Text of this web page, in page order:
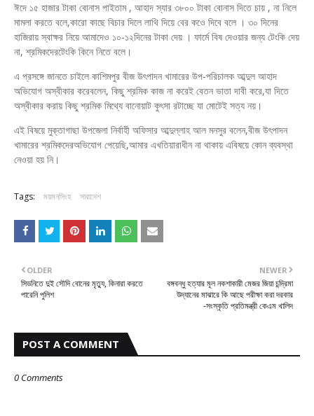
ঈদে ১৫ হাজার টাকা বোনাস পাইতাম , আহাদ স্যার ৩৮০০ টাকা বোনাস দিতে চায় , না নিলে
মামলা করতে বলে,কারো কাছে বিচার দিলে লাথি দিয়ে বের কওে দিবে বলে । ৩০ দিনের
হাজিরায় স্বাক্ষর নিয়ে আমাদেও ১০-১২দিনের টাকা দেয় । ফার্মে বিষ দেওয়ার জন্য টেংকি দেয়
না, শ্রমিকদেরটেংকি কিনে নিতে বলে।
এ প্রসঙ্গে জানতে চাইলে কাশিমপুর বীজ উৎপাদন খামারের উপ-পরিচালক আব্দুল আহাদ
অভিযোগ অস্বীকার করেবলেন, কিছু শ্রমিক কাজ না করেই বেতন ভাতা দাবী করে,যা দিতে
অস্বীকার করায় কিছু শ্রমিক মিথ্যে বানোয়াট কুৎসা রটাচ্ছে যা মোটেই সত্য নয়।
এই বিষয়ে মুক্তাগাছা উপজেলা নির্বাহী অফিসার আব্দুল্লাহ আল মনসুর বলেন,বীজ উৎপাদন
খামারের শ্রমিকদেরঅভিযোগ পেয়েছি,আমার এখতিয়ারাধীন না থাকায় এবিষয়ে কোন ব্যবস্থা
নেওয়া হয় নি।
Tags: ময়মনসিংহ সারাদেশ
NEWER
বঙ্গবন্ধু হত্যার মূল নকশাকারী মেজর জিয়া চন্দ্রিমা
উদ্যানের মাঝারে কি আছে পরীক্ষা করা দরকার
-সংস্কৃতি প্রতিমন্ত্রী কেএম খালিদ
OLDER
সিডনিতে দুই সৌদি বোনের মৃত্যু, কিনারা করতে
পারেনি পুলিশ
POST A COMMENT
0 Comments